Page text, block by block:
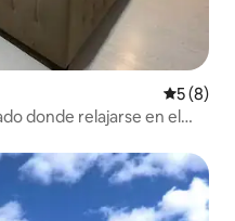
5 (8)
donde relajarse en el